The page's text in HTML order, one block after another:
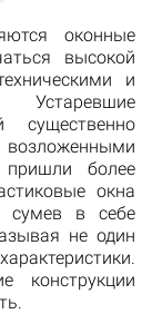
оконные
высокой
и
Устаревшие
существенно
возложенными
более
окна
сумев в себе
не один
конструкции